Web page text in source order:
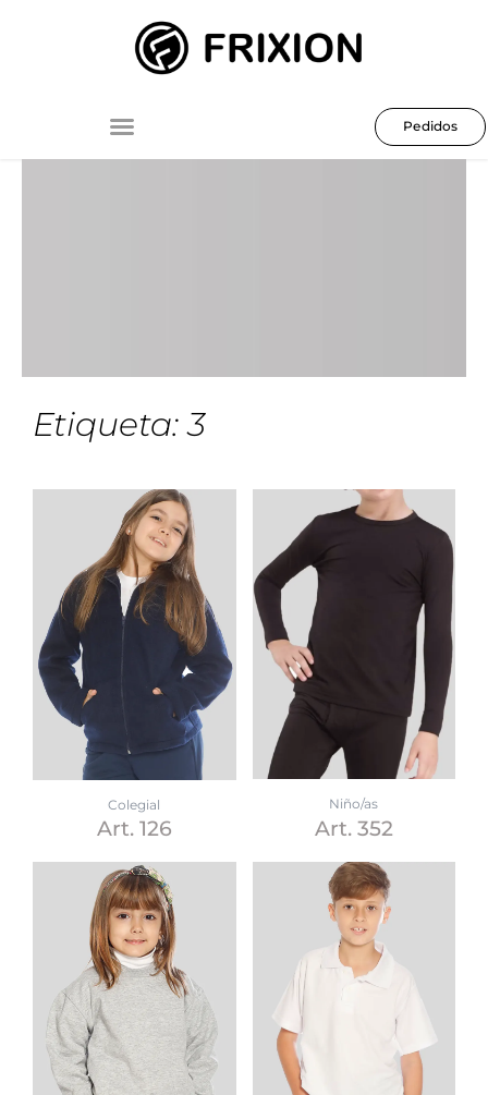
Pedidos
CATÁLOGO
Etiqueta: 3
Colegial
Art. 126
Niño/as
Art. 352